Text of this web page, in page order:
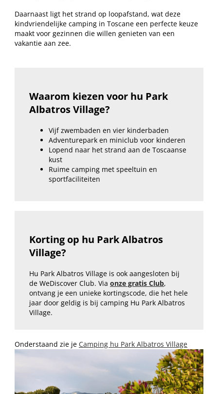
Daarnaast ligt het strand op loopafstand, wat deze
kindvriendelijke camping in Toscane een perfecte keuze
maakt voor gezinnen die willen genieten van een
vakantie aan zee.
Waarom kiezen voor hu Park
Albatros Village?
Vijf zwembaden en vier kinderbaden
Adventurepark en miniclub voor kinderen
Lopend naar het strand aan de Toscaanse
kust
Ruime camping met speeltuin en
sportfaciliteiten
Korting op hu Park Albatros
Village?
Hu Park Albatros Village is ook aangesloten bij
de WeDiscover Club. Via onze gratis Club,
ontvang je een unieke kortingscode, die het hele
jaar door geldig is bij camping Hu Park Albatros
Village.
Onderstaand zie je Camping hu Park Albatros Village